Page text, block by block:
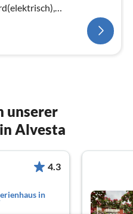
unserer
Alvesta
4.3
in